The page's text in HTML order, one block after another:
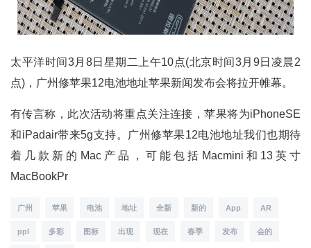
太平洋时间3月8日星期二上午10点(北京时间3月9日凌晨2
点)，广州修苹果12电池地址苹果新闻发布会将拉开帷幕。
有传言称，此次活动将重点关注连接，苹果将为iPhoneSE
和iPadair带来5g支持。广州修苹果12电池地址我们也期待
着几款新的Mac产品，可能包括Macmini和13英寸
MacBookPr
广州 苹果 电池 地址 全新 新的 App AR
ppl 多彩 图标 出现 现在 春季 发布 会的